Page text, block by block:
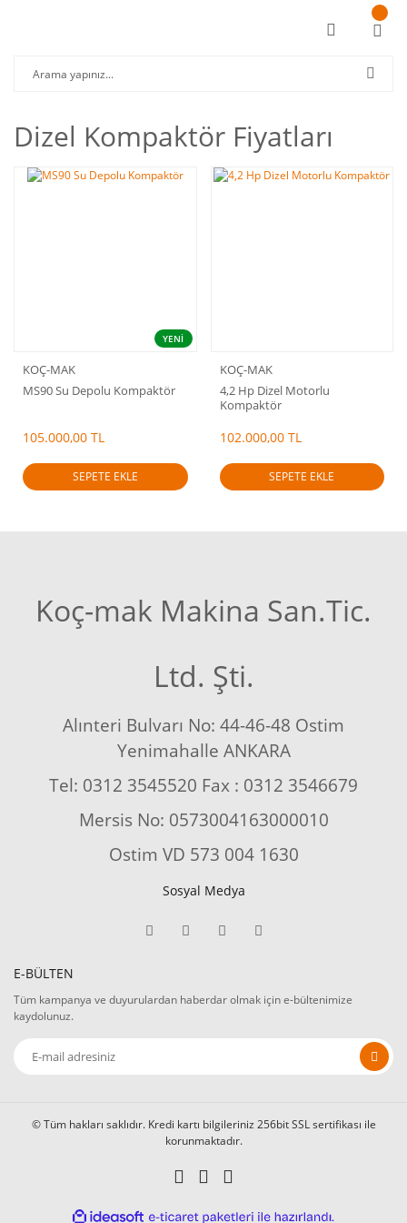
Dizel Kompaktör Fiyatları
YENİ
KOÇ-MAK
MS90 Su Depolu Kompaktör
105.000,00 TL
SEPETE EKLE
KOÇ-MAK
4,2 Hp Dizel Motorlu
Kompaktör
102.000,00 TL
SEPETE EKLE
Koç-mak Makina San.Tic.
Ltd. Şti.
Alınteri Bulvarı No: 44-46-48 Ostim
Yenimahalle ANKARA
Tel: 0312 3545520 Fax : 0312 3546679
Mersis No: 0573004163000010
Ostim VD 573 004 1630
Sosyal Medya
E-BÜLTEN
Tüm kampanya ve duyurulardan haberdar olmak için e-bültenimize
kaydolunuz.
© Tüm hakları saklıdır. Kredi kartı bilgileriniz 256bit SSL sertifikası ile
korunmaktadır.
ideasoft e-